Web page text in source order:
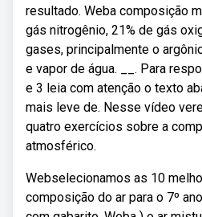
resultado. Weba composição
gás nitrogênio, 21% de gás
gases, principalmente o
e vapor de água. __. Para
e 3 leia com atenção o texto
mais leve de. Nesse vídeo
quatro exercícios sobre a
atmosférico.
Webselecionamos as 10
composição do ar para o 7º